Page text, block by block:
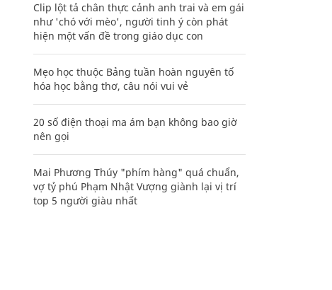
Clip lột tả chân thực cảnh anh trai và em gái
như 'chó với mèo', người tinh ý còn phát
hiện một vấn đề trong giáo dục con
Mẹo học thuộc Bảng tuần hoàn nguyên tố
hóa học bằng thơ, câu nói vui vẻ
20 số điện thoại ma ám bạn không bao giờ
nên gọi
Mai Phương Thúy "phím hàng" quá chuẩn,
vợ tỷ phú Phạm Nhật Vượng giành lại vị trí
top 5 người giàu nhất